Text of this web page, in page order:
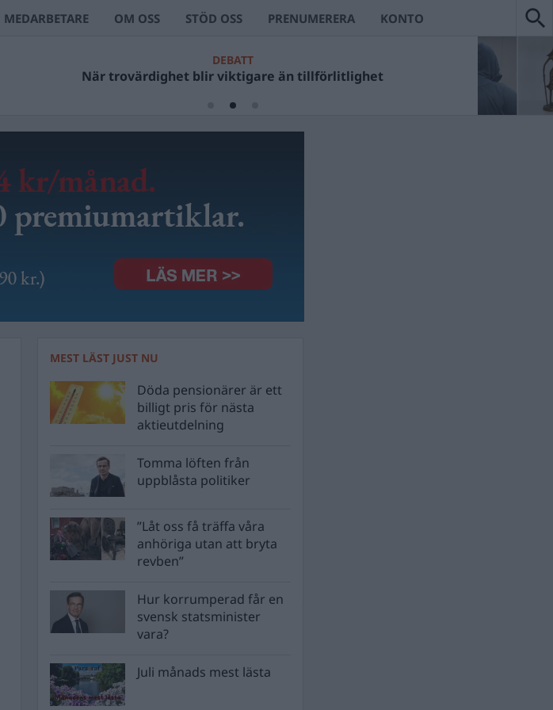
MEDARBETARE OM OSS STÖD OSS PRENUMERERA KONTO
DEBATT
När trovärdighet blir viktigare än tillförlitlighet
MEST LÄST JUST NU
Döda pensionärer är ett
billigt pris för nästa
aktieutdelning
Tomma löften från
uppblåsta politiker
”Låt oss få träffa våra
anhöriga utan att bryta
revben”
Hur korrumperad får en
svensk statsminister
vara?
Juli månads mest lästa